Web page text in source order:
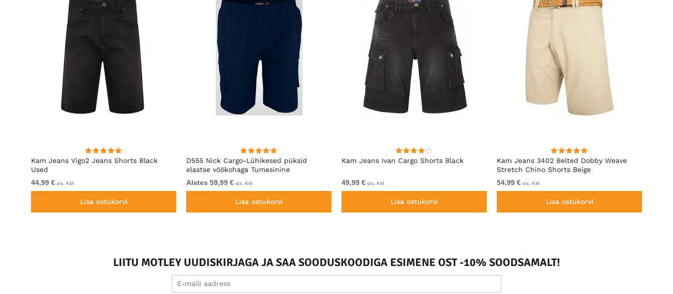
Kam Jeans Vigo2 Jeans Shorts Black
Used
44,99 € sis. KM
Lisa ostukorvi
D555 Nick Cargo-Lühikesed püksid
elastse vöökohaga Tumesinine
Alates 59,99 € sis. KM
Lisa ostukorvi
Kam Jeans Ivan Cargo Shorts Black
49,99 € sis. KM
Lisa ostukorvi
Kam Jeans 3402 Belted Dobby Weave
Stretch Chino Shorts Beige
54,99 € sis. KM
Lisa ostukorvi
LIITU MOTLEY UUDISKIRJAGA JA SAA SOODUSKOODIGA ESIMENE OST -10% SOODSAMALT!